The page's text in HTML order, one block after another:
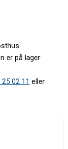
er på lager
25 02 11 eller